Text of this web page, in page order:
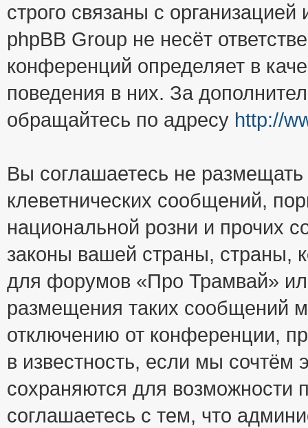
строго связаны с
phpBB Group не несёт
конференций определяет в
поведения в них. За
обращайтесь по адресу http://
Вы соглашаетесь не
клеветнических сообщений,
национальной розни и прочих
законы вашей страны, страны,
для форумов «Про Трамвай»
размещения таких сообщений
отключению от конференции,
в известность, если мы
сохраняются для возможности
соглашаетесь с тем, что